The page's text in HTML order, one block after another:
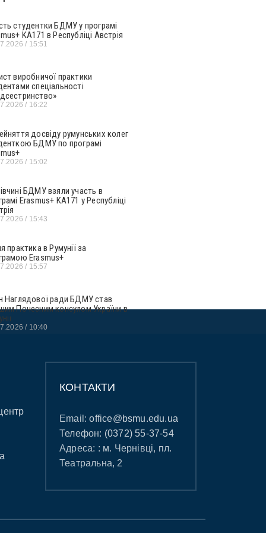
студентки БДМУ у програмі
KA171 в Республіці Австрія
15:51
виробничої практики
спеціальності
16:22
досвіду румунських колег
БДМУ по програмі
15:02
БДМУ взяли участь в
Erasmus+ KA171 у Республіці
15:43
практика в Румунії за
Erasmus+
15:57
Наглядової ради БДМУ став
Почесним консулом України в
10:40
КОНТАКТИ
Email:office@bsmu.edu.ua
Телефон: (0372) 55-37-54
Адреса: : м. Чернівці, пл.
Театральна, 2